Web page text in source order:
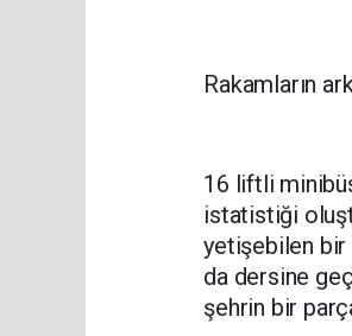
Rakamların
16 liftli
istatistiği
yetişebilen bir
da dersine
şehrin bir